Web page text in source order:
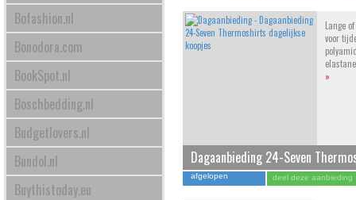
Bofashion.nl
Bonodora.com
BookSpot.nl
Boschbedding.nl
Budgetlovers.nl
Bundol.nl
Buythistoday.eu
Lange
voor
»
Dagaanbieding 24-Seven
afgelopen deel deze aanbieding